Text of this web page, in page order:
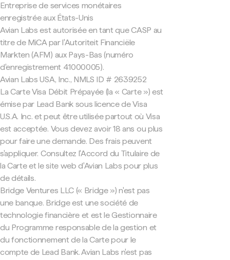
Entreprise de services monétaires
enregistrée aux États-Unis
Avian Labs est autorisée en tant que CASP au
titre de MiCA par l'Autoriteit Financiële
Markten (AFM) aux Pays-Bas (numéro
d'enregistrement 41000005).
Avian Labs USA, Inc., NMLS ID # 2639252
La Carte Visa Débit Prépayée (la « Carte ») est
émise par Lead Bank sous licence de Visa
U.S.A. Inc. et peut être utilisée partout où Visa
est acceptée. Vous devez avoir 18 ans ou plus
pour faire une demande. Des frais peuvent
s'appliquer. Consultez l'Accord du Titulaire de
la Carte et le site web d'Avian Labs pour plus
de détails.
Bridge Ventures LLC (« Bridge ») n'est pas
une banque. Bridge est une société de
technologie financière et est le Gestionnaire
du Programme responsable de la gestion et
du fonctionnement de la Carte pour le
compte de Lead Bank. Avian Labs n'est pas